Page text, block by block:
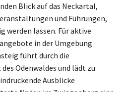
Blick auf das Neckartal,
und Führungen,
werden lassen. Für aktive
in der Umgebung
führt durch die
Odenwaldes und lädt zu
Ausblicke